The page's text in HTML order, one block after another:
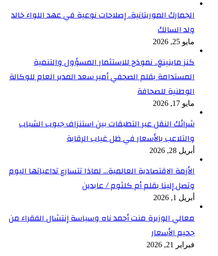
الجمارك الموريتانية.. إصلاحات نوعية في عهد اللواء خالد
ولد السالك
مايو 25, 2026
كنز ماينينغ.. نموذج للاستثمار المسؤول والتنمية
المستدامة بقلم الصحفي أمير سعد المدير العام للوكالة
الوطنية للصحافة
مايو 17, 2026
شرائك النقل عبر التطبقات بين استنزاف جيوب الشباب
والتلاعب بالأسعار في ظل غياب الرقابة
أبريل 28, 2026
الأزمة الاقتصادية العالمية… لماذا تتسارع تداعياتها اليوم
وتصل إلينا بقلم أم كلثوم / عابدين
أبريل 1, 2026
معالي الوزيرة منت أحمد ناه وسياسة إنتشال الفقراء من
جحيم الأسعار
فبراير 21, 2026